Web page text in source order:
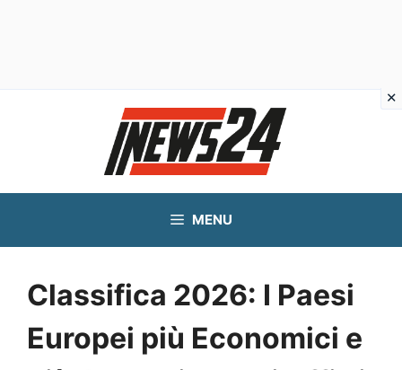
MENU
Classifica 2026: I Paesi
Europei più Economici e